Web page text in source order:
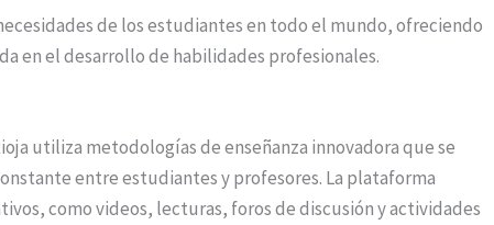
de los estudiantes en todo el mundo, ofreciendo
en el desarrollo de habilidades profesionales.
utiliza metodologías de enseñanza innovadora que se
entre estudiantes y profesores. La plataforma
como videos, lecturas, foros de discusión y actividades